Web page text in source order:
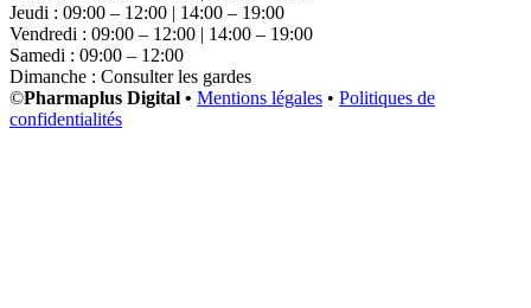
Jeudi : 09:00 – 12:00 | 14:00 – 19:00
Vendredi : 09:00 – 12:00 | 14:00 – 19:00
Samedi : 09:00 – 12:00
Dimanche : Consulter les gardes
©Pharmaplus Digital • Mentions légales • Politiques de
confidentialités